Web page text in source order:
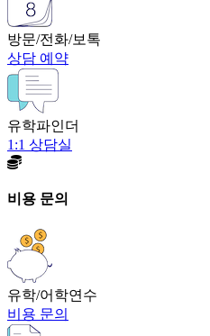
방문/전화/보톡
상담 예약
유학파인더
1:1 상담실
비용 문의
유학/어학연수
비용 문의